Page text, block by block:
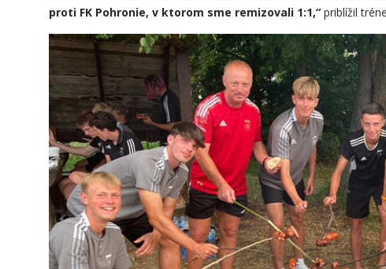
proti FK Pohronie, v ktorom sme remizovali 1:1,“ priblížil